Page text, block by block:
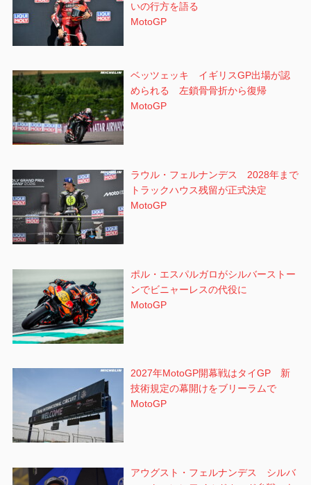
いの行方を語る
MotoGP
ベッツェッキ イギリスGP出場が認
められる 左鎖骨骨折から復帰
MotoGP
ラウル・フェルナンデス 2028年まで
トラックハウス残留が正式決定
MotoGP
ポル・エスパルガロがシルバーストー
ンでビニャーレスの代役に
MotoGP
2027年MotoGP開幕戦はタイGP 新
技術規定の幕開けをブリーラムで
MotoGP
アウグスト・フェルナンデス シルバ